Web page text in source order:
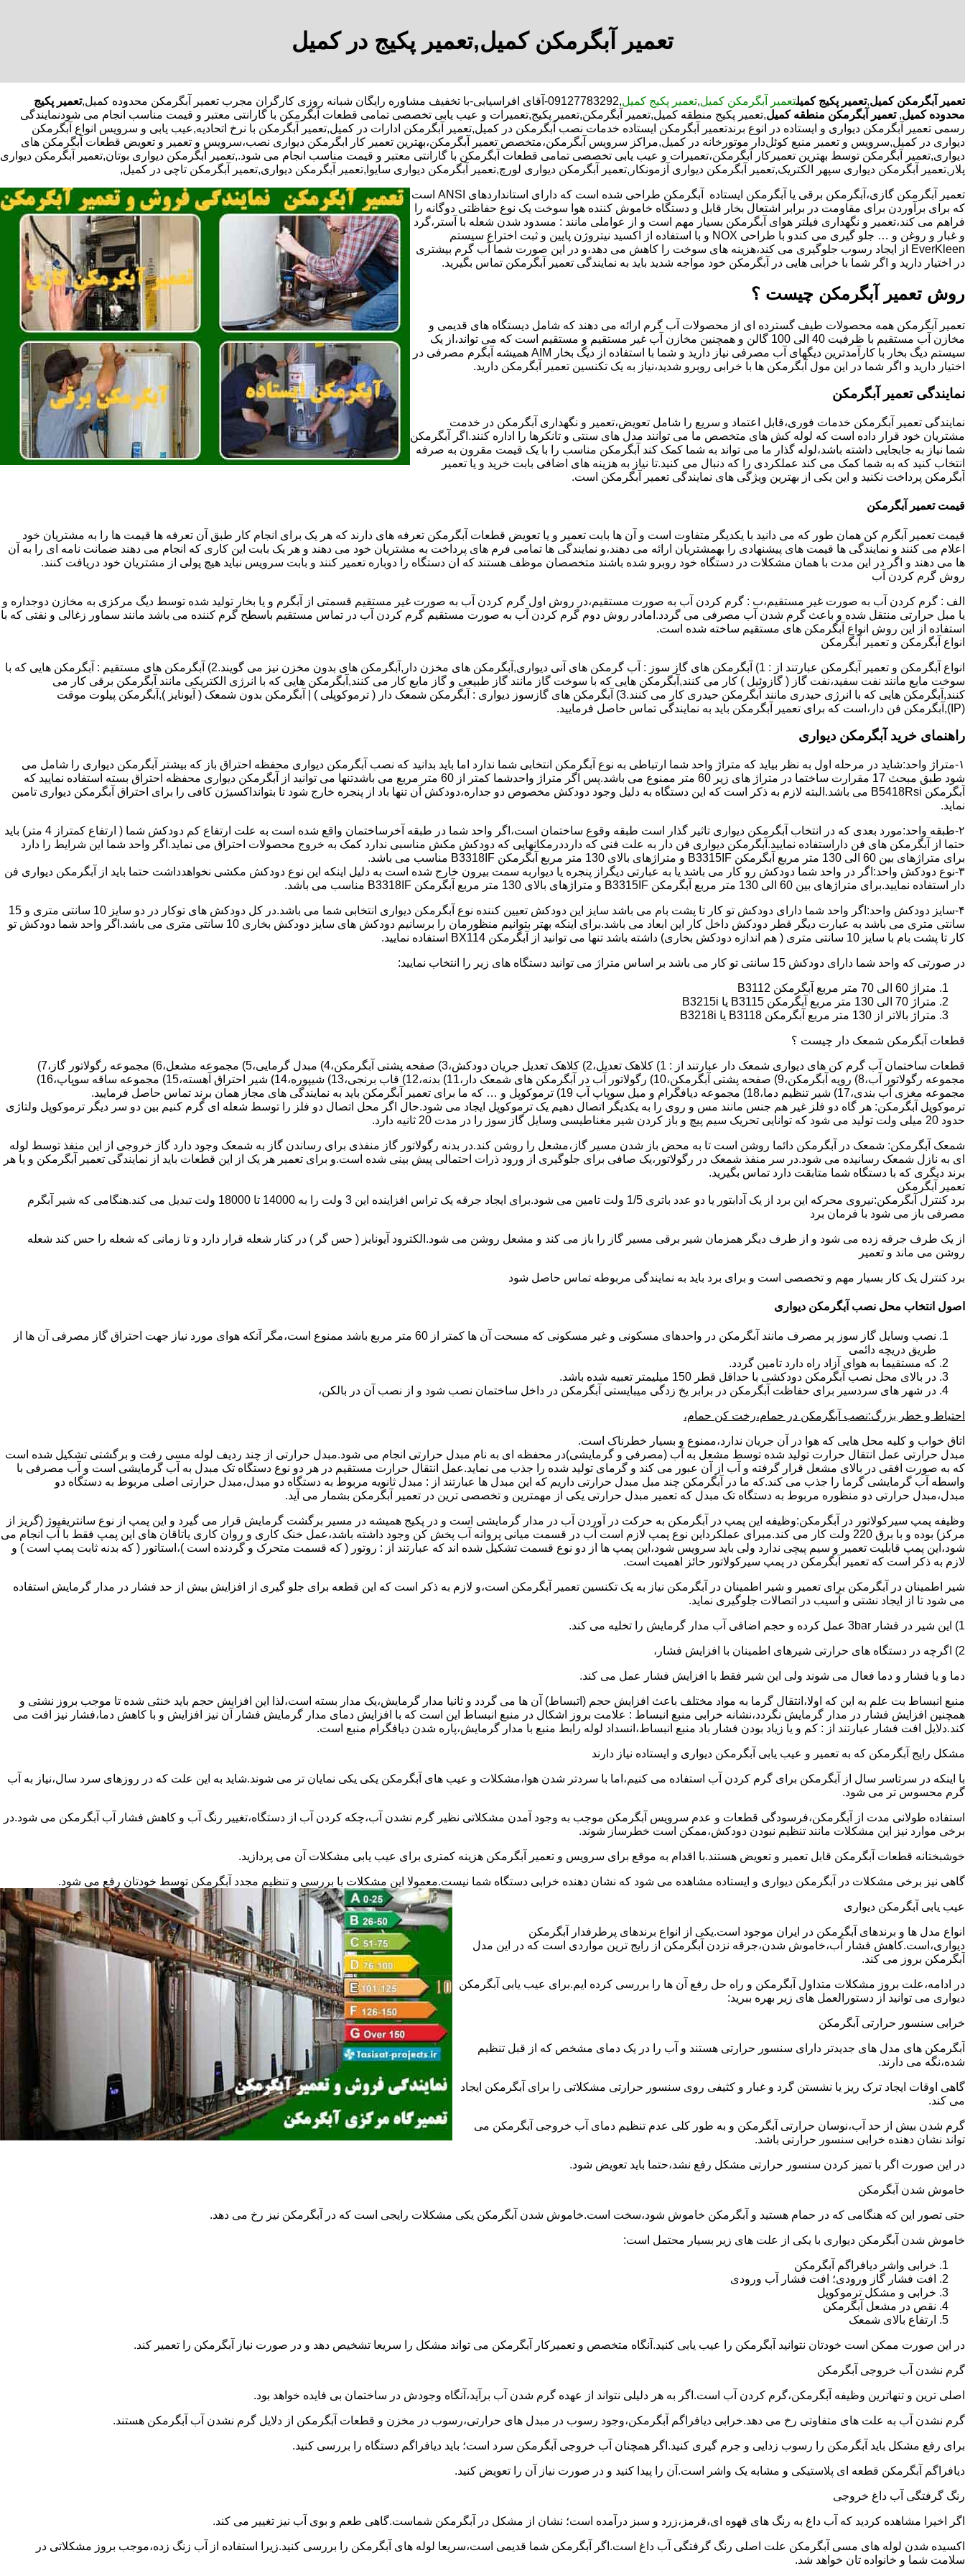
تعمیر آبگرمکن کمیل,تعمیر پکیج در کمیل
تعمیر آبگرمکن کمیل,تعمیر پکیج کمیلتعمیر آبگرمکن کمیل,تعمیر پکیج کمیل,09127783292-آقای افراسیابی-با تخفیف مشاوره رایگان شبانه روزی کارگران مجرب تعمیر آبگرمکن محدوده کمیل,
تعمیر پکیج
محدوده کمیل, تعمیر آبگرمکن منطقه کمیل,تعمیر پکیج منطقه کمیل,تعمیر آبگرمکن,تعمیر پکیج,تعمیرات و عیب یابی تخصصی تمامی قطعات آبگرمکن با گارانتی معتبر و قیمت مناسب انجام می شودنمایندگی
رسمی تعمیر آبگرمکن دیواری و ایستاده در انوع برندتعمیر آبگرمکن ایستاده خدمات نصب آبگرمکن در کمیل,تعمیر آبگرمکن ادارات در کمیل,تعمیر آبگرمکن با نرخ اتحادیه,عیب یابی و سرویس انواع آبگرمکن
دیواری در کمیل,سرویس و تعمیر منبع کوئل‌دار موتورخانه در کمیل,مراکز سرویس آبگرمکن،متخصص تعمیر آبگرمکن،بهترین تعمیر کار ابگرمکن دیواری نصب،سرویس و تعمیر و تعویض قطعات آبگرمکن های
دیواری,تعمیر آبگرمکن توسط بهترین تعمیرکار آبگرمکن،تعمیرات و عیب یابی تخصصی تمامی قطعات آبگرمکن با گارانتی معتبر و قیمت مناسب انجام می شود.,تعمیر آبگرمکن دیواری بوتان,تعمیر آبگرمکن دیواری
پلار,تعمیر آبگرمکن دیواری سپهر الکتریک,تعمیر آبگرمکن دیواری آزمونکار,تعمیر آبگرمکن دیواری لورچ,تعمیر آبگرمکن دیواری سایوا,تعمیر آبگرمکن دیواری,تعمیر آبگرمکن تاچی در کمیل,
تعمیر آبگرمکن گازی،آبگرمکن برقی یا آبگرمکن ایستاده ​ آبگرمکن طراحی شده است که دارای استانداردهای ANSI است
که برای برآوردن برای مقاومت در برابر اشتعال بخار قابل و دستگاه خاموش کننده هوا سوخت یک نوع حفاظتی دوگانه را
فراهم می کند،تعمیر و نگهداری فیلتر هوای آبگرمکن بسیار مهم است و از عواملی مانند : مسدود شدن شعله با آستر،گرد
و غبار و روغن و … جلو گیری می کندو با طراحی NOX و با استفاده از اکسید نیتروژن پایین و ثبت اختراع سیستم
EverKleen از ایجاد رسوب جلوگیری می کند،هزینه های سوخت را کاهش می دهد،و در این صورت شما آب گرم بیشتری
در اختیار دارید و اگر شما با خرابی هایی در آبگرمکن خود مواجه شدید باید به نمایندگی تعمیر آبگرمکن تماس بگیرید.
روش تعمیر آبگرمکن چیست ؟
تعمیر آبگرمکن همه محصولات طیف گسترده ای از محصولات آب گرم ارائه می دهند که شامل دیستگاه های قدیمی و
مخازن آب مستقیم با ظرفیت 40 الی 100 گالن و همچنین مخازن آب غیر مستقیم و مستقیم است که می تواند،از یک
سیستم دیگ بخار با کارآمدترین دیگهای آب مصرفی نیاز دارید و شما با استفاده از دیگ بخار AIM همیشه آبگرم مصرفی در
اختیار دارید و اگر شما در این مول آبگرمکن ها با خرابی روبرو شدید،نیاز به یک تکنسین تعمیر آبگرمکن دارید.
نمایندگی تعمیر آبگرمکن
نمایندگی تعمیر آبگرمکن خدمات فوری،قابل اعتماد و سریع را شامل تعویض،تعمیر و نگهداری آبگرمکن در خدمت
مشتریان خود قرار داده است که لوله کش های متخصص ما می توانند مدل های سنتی و تانکرها را اداره کنند.اگر آبگرمکن
شما نیاز به جابجایی داشته باشد،لوله گذار ما می تواند به شما کمک کند آبگرمکن مناسب را با یک قیمت مقرون به صرفه
انتخاب کنید که به شما کمک می کند عملکردی را که دنبال می کنید.تا نیاز به هزینه های اضافی بابت خرید و یا تعمیر
آبگرمکن پرداخت نکنید و این یکی از بهترین ویژگی های نمایندگی تعمیر آبگرمکن است.
قیمت تعمیر آبگرمکن
قیمت تعمیر آبگرم کن همان طور که می دانید با یکدیگر متفاوت است و آن ها بابت تعمیر و یا تعویض قطعات آبگرمکن تعرفه های دارند که هر یک برای انجام کار طبق آن تعرفه ها قیمت ها را به مشتریان خود
اعلام می کنند و نمایندگی ها قیمت های پیشنهادی را بهمشتریان ارائه می دهند،و نمایندگی ها تمامی فرم های پرداخت به مشتریان خود می دهند و هر یک بابت این کاری که انجام می دهند ضمانت نامه ای را به آن
ها می دهند و اگر در این مدت با همان مشکلات در دستگاه خود روبرو شده باشند متخصصان موظف هستند که ان دستگاه را دوباره تعمیر کنند و بابت سرویس نباید هیچ پولی از مشتریان خود دریافت کنند.
روش گرم کردن آب
الف : گرم کردن آب به صورت غیر مستقیم،ب : گرم کردن آب به صورت مستقیم،در روش اول گرم کردن آب به صورت غیر مستقیم قسمتی از آبگرم و یا بخار تولید شده توسط دیگ مرکزی به مخازن دوجداره و
یا مبل حرارتی منتقل شده و باعث گرم شدن آب مصرفی می گردد.امادر روش دوم گرم کردن آب به صورت مستقیم گرم کردن آب در تماس مستقیم باسطح گرم کننده می باشد مانند سماور زغالی و نفتی که با
استفاده از این روش انواع آبگرمکن های مستقیم ساخته شده است.
انواع آبگرمکن و تعمیر آبگرمکن
انواع آبگرمکن و تعمیر آبگرمکن عبارتند از : 1) آبگرمکن های گاز سوز : آب گرمکن های آنی دیواری,آبگرمکن های مخزن دار,آبگرمکن های بدون مخزن نیز می گویند.2) آبگرمکن های مستقیم : آبگرمکن هایی که با
سوخت مایع مانند نفت سفید،نفت گاز ( گازوئیل ) کار می کنند,آبگرمکن هایی که با سوخت گاز مانند گاز طبیعی و گاز مایع کار می کنند,آبگرمکن هایی که با انرژی الکتریکی مانند آبگرمکن برقی کار می
کنند,آبگرمکن هایی که با انرژی حیدری مانند آبگرمکن حیدری کار می کنند.3) آبگرمکن های گازسوز دیواری : آبگرمکن شمعک دار ( ترموکوپلی ) | آبگرمکن بدون شمعک ( آیونایز ),آبگرمکن پیلوت موقت
(IP),آبگرمکن فن دار،است که برای تعمیر آبگرمکن باید به نمایندگی تماس حاصل فرمایید.
راهنمای خرید آبگرمکن دیواری
۱-متراژ واحد:شاید در مرحله اول به نظر بیاید که متراژ واحد شما ارتباطی به نوع آبگرمکن انتخابی شما ندارد اما باید بدانید که نصب آبگرمکن دیواری محفظه احتراق باز که بیشتر آبگرمکن دیواری را شامل می
شود طبق مبحث 17 مقرارت ساختما در متراژ های زیر 60 متر ممنوع می باشد.پس اگر متراژ واحدشما کمتر از 60 متر مربع می باشدتنها می توانید از آبگرمکن دیواری محفظه احتراق بسته استفاده نمایید که
آبگرمکن B5418Rsi می باشد.البته لازم به ذکر است که این دستگاه به دلیل وجود دودکش مخصوص دو جداره،دودکش آن تنها باد از پنجره خارج شود تا بتوانداکسیژن کافی را برای احتراق آبگرمکن دیواری تامین
نماید.
۲-طبقه واحد:مورد بعدی که در انتخاب آبگرمکن دیواری تاثیر گذار است طبقه وقوع ساختمان است،اگر واحد شما در طبقه آخرساختمان واقع شده است به علت ارتفاع کم دودکش شما ( ارتفاع کمتراز 4 متر) باید
حتما از آبگرمکن های فن داراستفاده نمایید.آبگرمکن دیواری فن دار به علت فنی که دارددرمکانهایی که دودکش مکش مناسبی ندارد کمک به خروج محصولات احتراق می نماید.اگر واحد شما این شرایط را دارد
برای متراژهای بین 60 الی 130 متر مربع آبگرمکن B3315IF و متراژهای بالای 130 متر مربع آبگرمکن B3318IF مناسب می باشد.
۳-نوع دودکش واحد:اگر در واحد شما دودکش رو کار می باشد یا به عبارتی دیگراز پنجره یا دیواربه سمت بیرون خارج شده است به دلیل اینکه این نوع دودکش مکشی نخواهدداشت حتما باید از آبگرمکن دیواری فن
دار استفاده نمایید.برای متراژهای بین 60 الی 130 متر مربع آبگرمکن B3315IF و متراژهای بالای 130 متر مربع آبگرمکن B3318IF مناسب می باشد.
۴-سایز دودکش واحد:اگر واحد شما دارای دودکش تو کار تا پشت بام می باشد سایز این دودکش تعیین کننده نوع آبگرمکن دیواری انتخابی شما می باشد.در کل دودکش های توکار در دو سایز 10 سانتی متری و 15
سانتی متری می باشد به عبارت دیگر قطر دودکش داخل کار این ابعاد می باشد.برای اینکه بهتر بتوانیم منظورمان را برسانیم دودکش های سایز دودکش بخاری 10 سانتی متری می باشد.اگر واحد شما دودکش تو
کار تا پشت بام با سایز 10 سانتی متری ( هم اندازه دودکش بخاری) داشته باشد تنها می توانید از آبگرمکن BX114 استفاده نمایید.
در صورتی که واحد شما دارای دودکش 15 سانتی تو کار می باشد بر اساس متراژ می توانید دستگاه های زیر را انتخاب نمایید:
متراژ 60 الی 70 متر مربع آبگرمکن B3112
متراژ 70 الی 130 متر مربع آبگرمکن B3115 یا B3215i
متراژ بالاتر از 130 متر مربع آبگرمکن B3118 یا B3218i
قطعات آبگرمکن شمعک دار چیست ؟
قطعات ساختمان آب گرم کن های دیواری شمعک دار عبارتند از : 1) کلاهک تعدیل،2) کلاهک تعدیل جریان دودکش،3) صفحه پشتی آبگرمکن،4) مبدل گرمایی،5) مجموعه مشعل،6) مجموعه رگولاتور گاز،7)
مجموعه رگولاتور آب،8) رویه آبگرمکن،9) صفحه پشتی آبگرمکن،10) رگولاتور آب در آبگرمکن های شمعک دار،11) بدنه،12) قاب برنجی،13) شیپوره،14) شیر احتراق آهسته،15) مجموعه ساقه سوپاپ،16)
مجموعه مغزی آب بندی،17) شیر تنظیم دما،18) مجموعه دیافگرام و میل سوپاپ آب 19) ترموکوپل و … که ما برای تعمیر آبگرمکن باید به نمایندگی های مجاز همان برند تماس حاصل فرمایید.
ترموکوپل آبگرمکن: هر گاه دو فلز غیر هم جنس مانند مس و روی را به یکدیگر اتصال دهیم یک ترموکوپل ایجاد می شود.حال اگر محل اتصال دو فلز را توسط شعله ای گرم کنیم بین دو سر دیگر ترموکوپل ولتاژی
حدود 20 میلی ولت تولید می شود که توانایی تحریک سیم پیچ و باز کردن شیر مغناطیسی وسایل گاز سوز را در مدت 20 ثانیه دارد.
شمعک آبگرمکن: شمعک در آبگرمکن دائما روشن است تا به محض باز شدن مسیر گاز،مشعل را روشن کند.در بدنه رگولاتور گاز منفذی برای رساندن گاز به شمعک وجود دارد گاز خروجی از این منفذ توسط لوله
ای به نازل شمعک رسانیده می شود.در سر منفذ شمعک در رگولاتور،یک صافی برای جلوگیری از ورود ذرات احتمالی پیش بینی شده است.و برای تعمیر هر یک از این قطعات باید از نمایندگی تعمیر آبگرمکن و یا هر
برند دیگری که با دستگاه شما متابقت دارد تماس بگیرید.
تعمیر آبگرمکن
برد کنترل آبگرمکن:نیروی محرکه این برد از یک آدابتور یا دو عدد باتری 1/5 ولت تامین می شود.برای ایجاد جرقه یک تراس افزاینده این 3 ولت را به 14000 تا 18000 ولت تبدیل می کند.هنگامی که شیر آبگرم
مصرفی باز می شود با فرمان برد
از یک طرف جرقه زده می شود و از طرف دیگر همزمان شیر برقی مسیر گاز را باز می کند و مشعل روشن می شود.الکترود آیونایز ( حس گر ) در کنار شعله قرار دارد و تا زمانی که شعله را حس کند شعله
روشن می ماند و تعمیر
برد کنترل یک کار بسیار مهم و تخصصی است و برای برد باید به نمایندگی مربوطه تماس حاصل شود
اصول انتخاب محل نصب آبگرمکن دیواری
نصب وسایل گاز سوز پر مصرف مانند آبگرمکن در واحدهای مسکونی و غیر مسکونی که مسحت آن ها کمتر از 60 متر مربع باشد ممنوع است،مگر آنکه هوای مورد نیاز جهت احتراق گاز مصرفی آن ها از
طریق دریچه دائمی
که مستقیما به هوای آزاد راه دارد تامین گردد.
در بالای محل نصب آبگرمکن دودکشی با حداقل قطر 150 میلیمتر تعبیه شده باشد.
در شهر های سردسیر برای حفاظت آبگرمکن در برابر یخ زدگی میبایستی آبگرمکن در داخل ساختمان نصب شود و از نصب آن در بالکن،
احتیاط و خطر بزرگ:نصب آبگرمکن در حمام،رخت کن حمام،
اتاق خواب و کلیه محل هایی که هوا در آن جریان ندارد،ممنوع و بسیار خطرناک است.
مبدل حرارتی عمل انتقال حرارت تولید شده توسط مشعل به آب (مصرفی و گرمایشی)در محفظه ای به نام مبدل حرارتی انجام می شود.مبدل حرارتی از چند ردیف لوله مسی رفت و برگشتی تشکیل شده است
که به صورت افقی در بالای مشعل قرار گرفته و آب از آن عبور می کند و گرمای تولید شده را جذب می نماید.عمل انتقال حرارت مستقیم در هر دو نوع دستگاه تک مبدل به آب گرمایشی است و آب مصرفی با
واسطه آب گرمایشی گرما را جذب می کند.که ما در آبگرمکن چند مبل مبدل حرارتی داریم که این مبدل ها عبارتند از : مبدل ثانویه مربوط به دستگاه دو مبدل،مبدل حرارتی اصلی مربوط به دستگاه دو
مبدل،مبدل حرارتی دو منظوره مربوط به دستگاه تک مبدل که تعمیر مبدل حرارتی یکی از مهمترین و تخصصی ترین در تعمیر آبگرمکن بشمار می آید.
وظیفه پمپ سیرکولاتور در آبگرمکن:وظیفه این پمپ در آبگرمکن به حرکت در آوردن آب در مدار گرمایشی است و در پکیج همیشه در مسیر برگشت گرمایش قرار می گیرد و این پمپ از نوع سانتریفیوژ (گریز از
مرکز) بوده و با برق 220 ولت کار می کند.مبرای عملکرداین نوع پمپ لازم است آب در قسمت میانی پروانه آب پخش کن وجود داشته باشد،عمل خنک کاری و روان کاری یاتاقان های این پمپ فقط با آب انجام می
شود،این پمپ قابلیت تعمیر و سیم پیچی ندارد ولی باید سرویس شود،این پمپ ها از دو نوع قسمت تشکیل شده اند که عبارتند از : روتور ( که قسمت متحرک و گردنده است )،استاتور ( که بدنه ثابت پمپ است ) و
لازم به ذکر است که تعمیر آبگرمکن در پمپ سیرکولاتور حائز اهمیت است.
شیر اطمینان در آبگرمکن برای تعمیر و شیر اطمینان در آبگرمکن نیاز به یک تکنسین تعمیر آبگرمکن است،و لازم به ذکر است که این قطعه برای جلو گیری از افزایش بیش از حد فشار در مدار گرمایش استفاده
می شود تا از ایجاد نشتی و آسیب در اتصالات جلوگیری نماید.
1) این شیر در فشار 3bar عمل کرده و حجم اضافی آب مدار گرمایش را تخلیه می کند.
2) اگرچه در دستگاه های حرارتی شیرهای اطمینان با افزایش فشار،
دما و یا فشار و دما فعال می شوند ولی این شیر فقط با افزایش فشار عمل می کند.
منبع انبساط بت علم به این که اولا،انتقال گرما به مواد مختلف باعث افزایش حجم (اتبساط) آن ها می گردد و ثانیا مدار گرمایش،یک مدار بسته است،لذا این افزایش حجم باید خنثی شده تا موجب بروز نشتی و
همچنین افزایش فشار در مدار گرمایش نگردد،نشانه خرابی منبع انبساط : علامت بروز اشکال در منبع انبساط این است که با افزایش دمای مدار گرمایش فشار آن نیز افزایش و با کاهش دما،فشار نیز افت می
کند.دلایل افت فشار عبارتند از : کم و یا زیاد بودن فشار باد منبع انبساط،انسداد لوله رابط منبع با مدار گرمایش،پاره شدن دیافگرام منبع است.
مشکل رایج آبگرمکن که به تعمیر و عیب یابی آبگرمکن دیواری و ایستاده نیاز دارند
با اینکه در سرتاسر سال از آبگرمکن برای گرم کردن آب استفاده می کنیم،اما با سردتر شدن هوا،مشکلات و عیب های آبگرمکن یکی یکی نمایان تر می شوند.شاید به این علت که در روزهای سرد سال،نیاز به آب
گرم محسوس تر می شود.
استفاده طولانی مدت از آبگرمکن،فرسودگی قطعات و عدم سرویس آبگرمکن موجب به وجود آمدن مشکلاتی نظیر گرم نشدن آب،چکه کردن آب از دستگاه،تغییر رنگ آب و کاهش فشار آب آبگرمکن می شود.در
برخی موارد نیز این مشکلات مانند تنظیم نبودن دودکش،ممکن است خطرساز شوند.
خوشبختانه قطعات آبگرمکن قابل تعمیر و تعویض هستند.با اقدام به موقع برای سرویس و تعمیر آبگرمکن هزینه کمتری برای عیب یابی مشکلات آن می پردازید.
گاهی نیز برخی مشکلات در آبگرمکن دیواری و ایستاده مشاهده می شود که نشان دهنده خرابی دستگاه شما نیست.معمولا این مشکلات با بررسی و تنظیم مجدد آبگرمکن توسط خودتان رفع می شود.
عیب یابی آبگرمکن دیواری
انواع مدل ها و برندهای آبگرمکن در ایران موجود است.یکی از انواع برندهای پرطرفدار آبگرمکن
دیواری،است.کاهش فشار آب،خاموش شدن،جرقه نزدن آبگرمکن از رایج ترین مواردی است که در این مدل
آبگرمکن بروز می کند.
در ادامه،علت بروز مشکلات متداول آبگرمکن و راه حل رفع آن ها را بررسی کرده ایم.برای عیب یابی آبگرمکن
دیواری می توانید از دستورالعمل های زیر بهره ببرید:
خرابی سنسور حرارتی آبگرمکن
آبگرمکن های مدل های جدیدتر دارای سنسور حرارتی هستند و آب را در یک دمای مشخص که از قبل تنظیم
شده،نگه می دارند.
گاهی اوقات ایجاد ترک ریز یا نشستن گرد و غبار و کثیفی روی سنسور حرارتی مشکلاتی را برای آبگرمکن ایجاد
می کند.
گرم شدن بیش از حد آب،نوسان حرارتی آبگرمکن و به طور کلی عدم تنظیم دمای آب خروجی آبگرمکن می
تواند نشان دهنده خرابی سنسور حرارتی باشد.
در این صورت اگر با تمیز کردن سنسور حرارتی مشکل رفع نشد،حتما باید تعویض شود.
خاموش شدن آبگرمکن
حتی تصور این که هنگامی که در حمام هستید و آبگرمکن خاموش شود،سخت است.خاموش شدن آبگرمکن یکی مشکلات رایجی است که در آبگرمکن نیز رخ می دهد.
خاموش شدن آبگرمکن دیواری با یکی از علت های زیر بسیار محتمل است:
خرابی واشر دیافراگم آبگرمکن
افت فشار گاز ورودی؛ افت فشار آب ورودی
خرابی و مشکل ترموکوپل
نقص در مشعل آبگرمکن
ارتفاع بالای شمعک
در این صورت ممکن است خودتان نتوانید آبگرمکن را عیب یابی کنید.آنگاه متخصص و تعمیرکار آبگرمکن می تواند مشکل را سریعا تشخیص دهد و در صورت نیاز آبگرمکن را تعمیر کند.
گرم نشدن آب خروجی آبگرمکن
اصلی ترین و تنهاترین وظیفه آبگرمکن،گرم کردن آب است.اگر به هر دلیلی نتواند از عهده گرم شدن آب برآید،آنگاه وجودش در ساختمان بی فایده خواهد بود.
گرم نشدن آب به علت های متفاوتی رخ می دهد.خرابی دیافراگم آبگرمکن،وجود رسوب در مبدل های حرارتی،رسوب در مخزن و قطعات آبگرمکن از دلایل گرم نشدن آب آبگرمکن هستند.
برای رفع مشکل باید آبگرمکن را رسوب زدایی و جرم گیری کنید.اگر همچنان آب خروجی آبگرمکن سرد است؛ باید دیافراگم دستگاه را بررسی کنید.
دیافراگم آبگرمکن قطعه ای پلاستیکی و مشابه یک واشر است.آن را پیدا کنید و در صورت نیاز آن را تعویض کنید.
رنگ گرفتگی آب داغ خروجی
اگر اخیرا مشاهده کردید که آب داغ به رنگ های قهوه ای،قرمز،زرد و سبز درآمده است؛ نشان از مشکل در آبگرمکن شماست.گاهی طعم و بوی آب نیز تغییر می کند.
اکسیده شدن لوله های مسی آبگرمکن علت اصلی رنگ گرفتگی آب داغ است.اگر آبگرمکن شما قدیمی است،سریعا لوله های آبگرمکن را بررسی کنید.زیرا استفاده از آب زنگ زده،موجب بروز مشکلاتی در
سلامت شما و خانواده تان خواهد شد.